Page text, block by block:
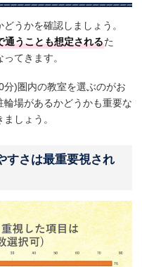
うかを確認しましょう。
通うことも想定されるた
てきます。
)圏内の教室を選ぶのがお
場があるかどうかも重要な
しょう。
すさは最重要視され